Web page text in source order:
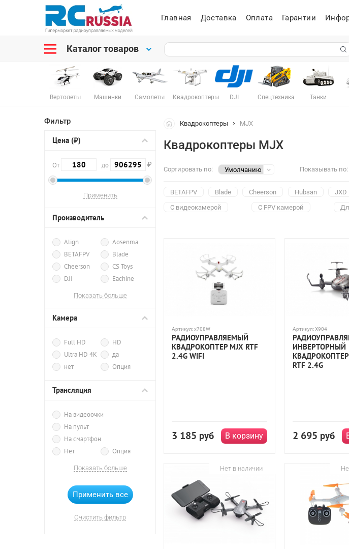
Главная Доставка Оплата Гарантии
Каталог товаров
Вертолеты Машинки Самолеты Квадрокоптеры DJI Спецтехника Танки
Фильтр
Цена (₽)
От до ₽
Производитель
Align
Aosenma
BETAFPV
Blade
Cheerson
CS Toys
DJI
Eachine
Horizon.Blade
ImmersionRC
JXD
MJX R/C
PowerVision
R-Wings
Syma
Хiro
Показать больше
Камера
Full HD
HD
Ultra HD 4K
да
нет
Опция
Трансляция
На видеоочки
На пульт
На смартфон
Нет
Опция
Показать больше
Очистить фильтр
Квадрокоптеры MJX
Квадрокоптеры MJX
Сортировать по: Показывать по:
BETAFPV Blade Cheerson Hubsan JXD
С видеокамерой
С FPV камерой
Артикул:x708W
РАДИОУПРАВЛЯЕМЫЙ
КВАДРОКОПТЕР MJX RTF
2.4G WIFI
3 185 руб В корзину
Артикул:X904
ИНВЕРТОРНЫЙ
КВАДРОКОПТЕР
RTF 2.4G
2 695 руб
Нет в наличии